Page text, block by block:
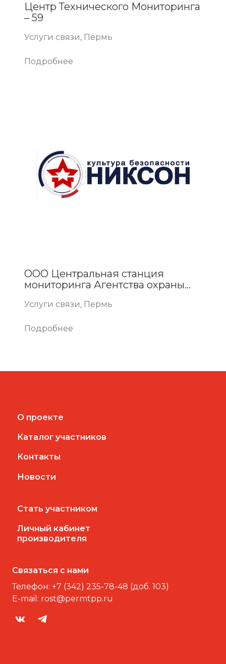
Центр Технического Мониторинга
– 59
Услуги связи, Пермь
Подробнее
ООО Центральная станция
мониторинга Агентства охраны
Услуги связи, Пермь
Подробнее
О проекте
Каталог участников
Контакты
Новости
Стать участником
Личный кабинет
производителя
Связаться с нами
Телефон: +7 (342) 235-78-48 (доб. 103)
E-mail: rost@permtpp.ru